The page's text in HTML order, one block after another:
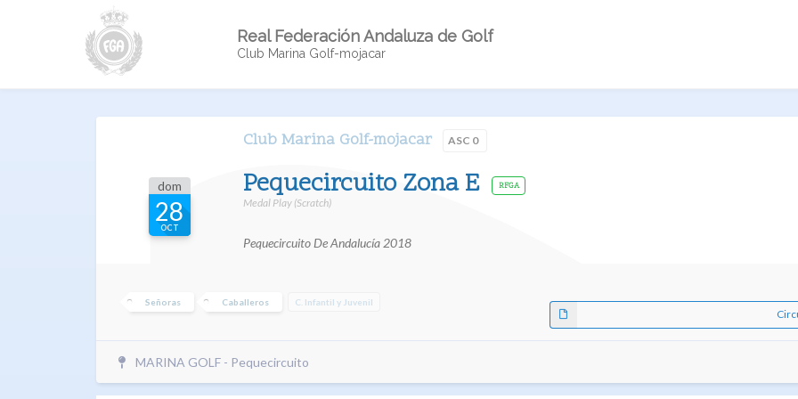
Real Federación Andaluza de Golf
Club Marina Golf-mojacar
Club Marina Golf-mojacar ASC 0
dom
28
OCT
Pequecircuito Zona E RFGA
Medal Play (Scratch)
Pequecircuito De Andalucía 2018
Señoras Caballeros C. Infantil y Juvenil
MARINA GOLF - Pequecircuito